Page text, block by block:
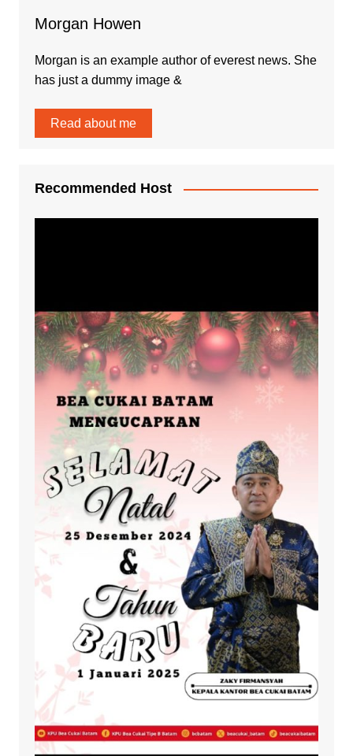
Morgan Howen
Morgan is an example author of everest news. She
has just a dummy image &
Read about me
Recommended Host